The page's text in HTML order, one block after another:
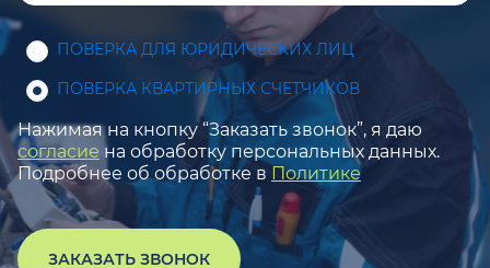
ПОВЕРКА ДЛЯ ЮРИДИЧЕСКИХ ЛИЦ
ПОВЕРКА КВАРТИРНЫХ СЧЕТЧИКОВ
Нажимая на кнопку “Заказать звонок”, я даю
согласие на обработку персональных данных.
Подробнее об обработке в Политике
ЗАКАЗАТЬ ЗВОНОК